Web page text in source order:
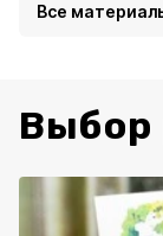
Все
Выбор